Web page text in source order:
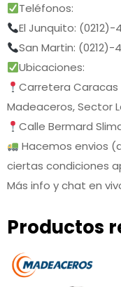
Teléfonos:
El Junquito: (0212)-
San Martin: (0212)-
Ubicaciones:
Carretera Caracas
Madeaceros, Sector
Calle Bermard
Hacemos envios
ciertas condiciones
Más info y chat en
Productos